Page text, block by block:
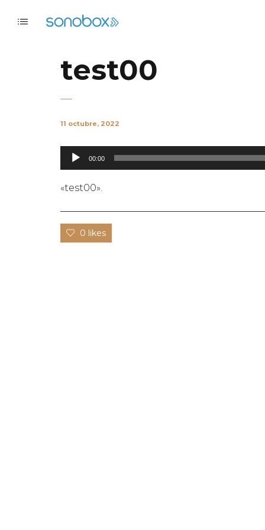
test00
11 octubre, 2022
Reproductor
00:00
«test00».
0 likes